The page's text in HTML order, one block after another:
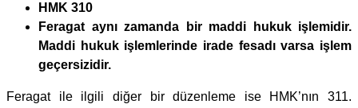
HMK 310
Feragat aynı zamanda bir maddi hukuk işlemidir.
Maddi hukuk işlemlerinde irade fesadı varsa işlem
geçersizidir.
Feragat ile ilgili diğer bir düzenleme ise HMK’nın 311.